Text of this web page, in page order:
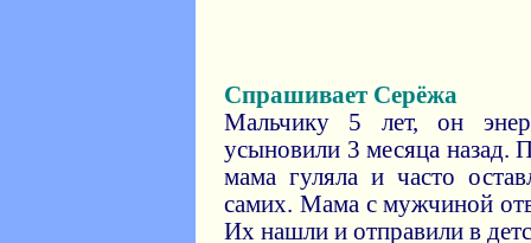
Спрашивает Серёжа
Мальчику 5 лет, он
усыновили 3 месяца назад.
мама гуляла и часто
самих. Мама с мужчиной
Их нашли и отправили в